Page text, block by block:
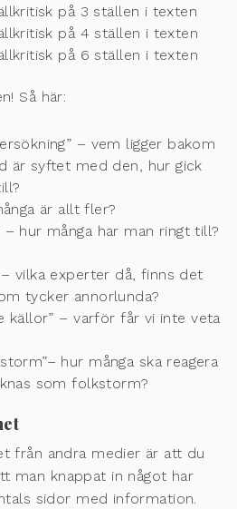
på 3 ställen i texten
på 4 ställen i texten
på 6 ställen i texten
Så här:
– vem ligger bakom
är syftet med den, hur gick
är allt fler?
– hur många har man ringt till?
– vilka experter då, finns det
tycker annorlunda?
källor” – varför får vi inte veta
hur många ska reagera
som folkstorm?
från andra medier är att du
man knappat in något har
sidor med information.